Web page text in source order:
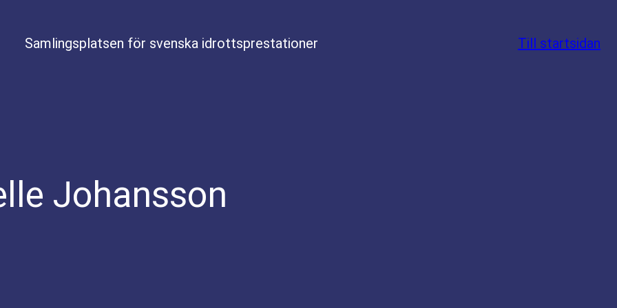
Samlingsplatsen för svenska idrottsprestationer Till startsidan
Johansson